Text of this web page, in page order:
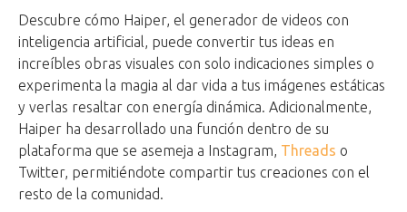
Descubre cómo Haiper, el generador de videos con
inteligencia artificial, puede convertir tus ideas en
increíbles obras visuales con solo indicaciones simples o
experimenta la magia al dar vida a tus imágenes estáticas
y verlas resaltar con energía dinámica. Adicionalmente,
Haiper ha desarrollado una función dentro de su
plataforma que se asemeja a Instagram, Threads o
Twitter, permitiéndote compartir tus creaciones con el
resto de la comunidad.